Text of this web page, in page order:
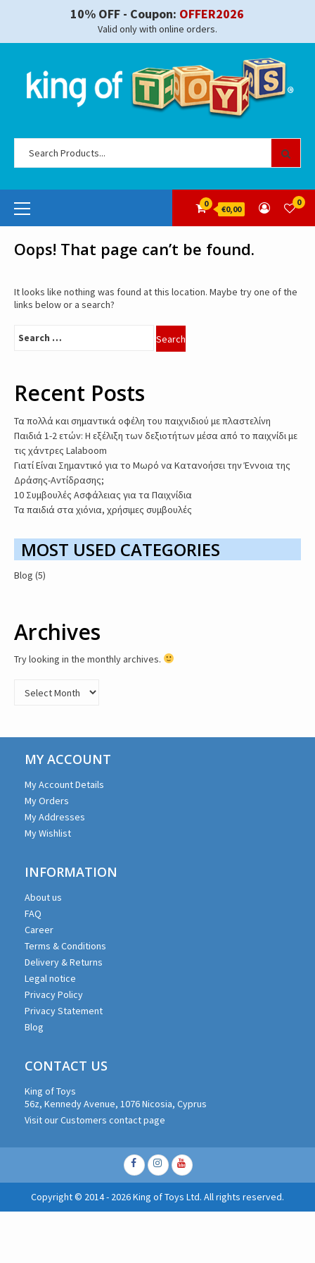
10% OFF - Coupon: OFFER2026
Valid only with online orders.
Primary
Menu
0
€0,00
0
Oops! That page can’t be found.
It looks like nothing was found at this location. Maybe try one of the
links below or a search?
Recent Posts
Τα πολλά και σημαντικά οφέλη του παιχνιδιού με πλαστελίνη
Παιδιά 1-2 ετών: Η εξέλιξη των δεξιοτήτων μέσα από το παιχνίδι με
τις χάντρες Lalaboom
Γιατί Είναι Σημαντικό για το Μωρό να Κατανοήσει την Έννοια της
Δράσης-Αντίδρασης;
10 Συμβουλές Ασφάλειας για τα Παιχνίδια
Τα παιδιά στα χιόνια, χρήσιμες συμβουλές
MOST USED CATEGORIES
Blog (5)
Archives
Try looking in the monthly archives.
MY ACCOUNT
My Account Details
My Orders
My Addresses
My Wishlist
INFORMATION
About us
FAQ
Career
Terms & Conditions
Delivery & Returns
Legal notice
Privacy Policy
Privacy Statement
Blog
CONTACT US
King of Toys
56z, Kennedy Avenue, 1076 Nicosia, Cyprus
Visit our Customers contact page
Facebook
Instagram
Youtube
Copyright © 2014 - 2026 King of Toys Ltd. All rights reserved.